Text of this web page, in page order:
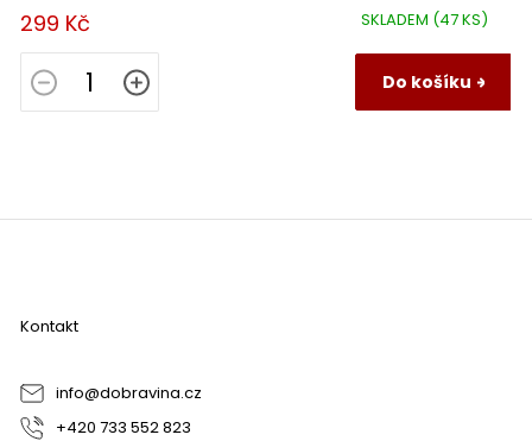
SKLADEM (47 KS)
299 Kč
Do košíku
Z
Kontakt
info@dobravina.cz
+420 733 552 823